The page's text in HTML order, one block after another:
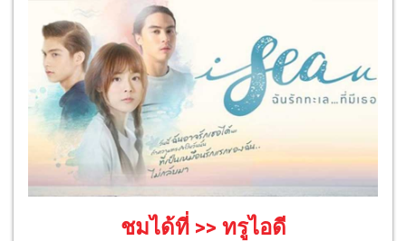
ชมได้ที่ >> ทรูไอดี